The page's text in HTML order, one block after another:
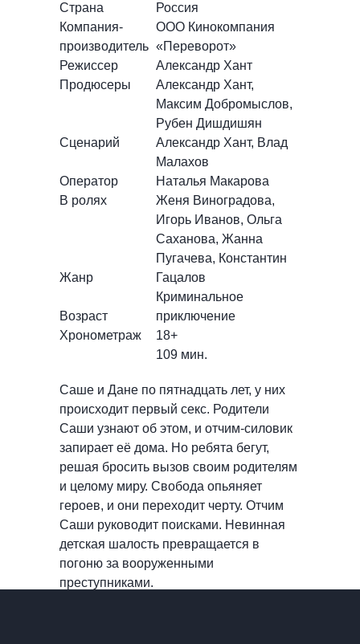
Страна
Компания-
производитель
Режиссер
Продюсеры
Сценарий
Оператор
В ролях
Жанр
Возраст
Хронометраж
Россия
ООО Кинокомпания
«Переворот»
Александр Хант
Александр Хант,
Максим Добромыслов,
Рубен Дишдишян
Александр Хант, Влад
Малахов
Наталья Макарова
Женя Виноградова,
Игорь Иванов, Ольга
Саханова, Жанна
Пугачева, Константин
Гацалов
Криминальное
приключение
18+
109 мин.
Саше и Дане по пятнадцать лет, у них
происходит первый секс. Родители
Саши узнают об этом, и отчим-силовик
запирает её дома. Но ребята бегут,
решая бросить вызов своим родителям
и целому миру. Свобода опьяняет
героев, и они переходит черту. Отчим
Саши руководит поисками. Невинная
детская шалость превращается в
погоню за вооруженными
преступниками.